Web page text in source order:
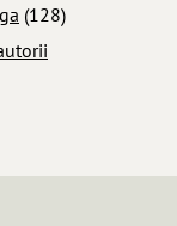
(128)